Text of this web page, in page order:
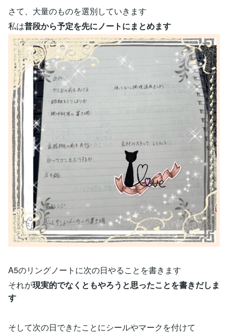
さて、大量のものを選別していきます
私は普段から予定を先にノートにまとめます
A5のリングノートに次の日やることを書きます
それが現実的でなくともやろうと思ったことを書きだしま
す
そして次の日できたことにシールやマークを付けて